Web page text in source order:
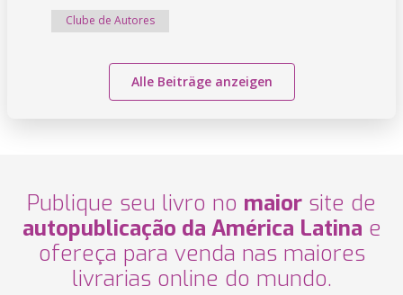
Clube de Autores
Alle Beiträge anzeigen
Publique seu livro no maior site de
autopublicação da América Latina e
ofereça para venda nas maiores
livrarias online do mundo.